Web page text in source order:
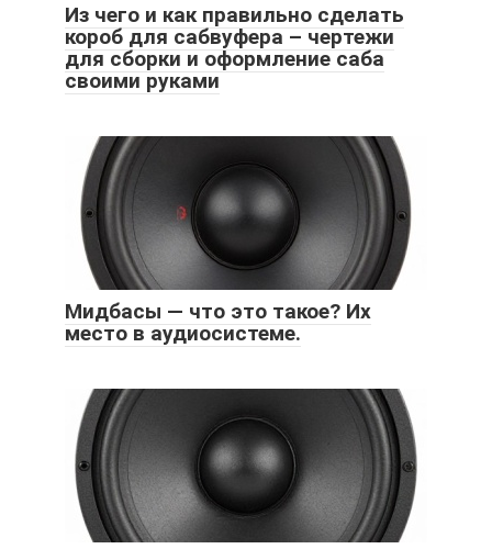
Из чего и как правильно сделать
короб для сабвуфера – чертежи
для сборки и оформление саба
своими руками
Мидбасы — что это такое? Их
место в аудиосистеме.